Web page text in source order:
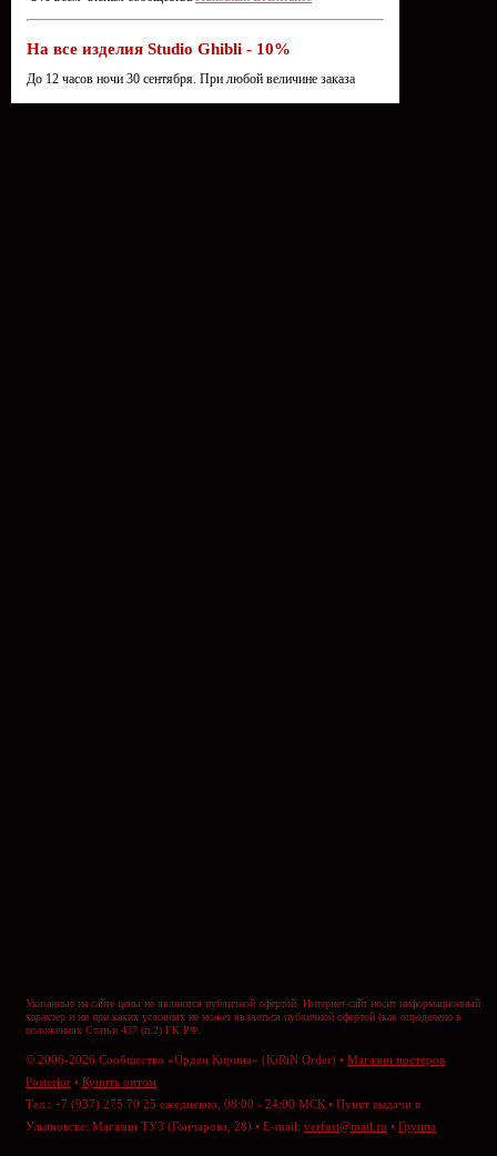
На все изделия Studio Ghibli - 10%
До 12 часов ночи 30 сентября. При любой величине заказа
Указанные на сайте цены не являются публичной офертой. Интернет-сайт носит информационный
характер и ни при каких условиях не может являеться публичной офертой (как определено в
положениях Статьи 437 (п.2) ГК РФ.
© 2006-2026 Сообщество «Орден Кирина» (KiRiN Order) • Магазин постеров
Posterior • Купить оптом
Тел.: +7 (937) 275 70 25 ежедневно, 08:00 - 24:00 МСК • Пункт выдачи в
Ульяновске: Магазин ТУЗ (Гончарова, 28) • E-mail: verfurt@mail.ru • Группа